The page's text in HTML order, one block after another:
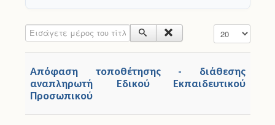
Μαθητές
Σχολικές Εκδρομές
Νομοθεσία
Εισάγετε μέρος του τίτλου.
Απόφαση τοποθέτησης - διάθεσης
αναπληρωτή Εδικού Εκπαιδευτικού
Προσωπικού